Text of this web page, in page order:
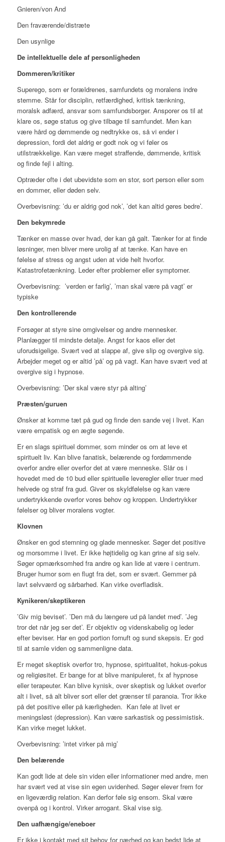
Gnieren/von And
Den fraværende/distræte
Den usynlige
De intellektuelle dele af personligheden
Dommeren/kritiker
Superego, som er forældrenes, samfundets og moralens indre
stemme. Står for disciplin, retfærdighed, kritisk tænkning,
moralsk adfærd, ansvar som samfundsborger. Ansporer os til at
klare os, søge status og give tilbage til samfundet. Men kan
være hård og dømmende og nedtrykke os, så vi ender i
depression, fordi det aldrig er godt nok og vi føler os
utilstrækkelige. Kan være meget straffende, dømmende, kritisk
og finde fejl i alting.
Optræder ofte i det ubevidste som en stor, sort person eller som
en dommer, eller døden selv.
Overbevisning: ’du er aldrig god nok’, ’det kan altid gøres bedre’.
Den bekymrede
Tænker en masse over hvad, der kan gå galt. Tænker for at finde
løsninger, men bliver mere urolig af at tænke. Kan have en
følelse af stress og angst uden at vide helt hvorfor.
Katastrofetænkning. Leder efter problemer eller symptomer.
Overbevisning: ’verden er farlig’, ’man skal være på vagt’ er
typiske
Den kontrollerende
Forsøger at styre sine omgivelser og andre mennesker.
Planlægger til mindste detalje. Angst for kaos eller det
uforudsigelige. Svært ved at slappe af, give slip og overgive sig.
Arbejder meget og er altid ’på’ og på vagt. Kan have svært ved at
overgive sig i hypnose.
Overbevisning: ’Der skal være styr på alting’
Præsten/guruen
Ønsker at komme tæt på gud og finde den sande vej i livet. Kan
være empatisk og en ægte søgende.
Er en slags spirituel dommer, som minder os om at leve et
spirituelt liv. Kan blive fanatisk, belærende og fordømmende
overfor andre eller overfor det at være menneske. Slår os i
hovedet med de 10 bud eller spirituelle leveregler eller truer med
helvede og straf fra gud. Giver os skyldfølelse og kan være
undertrykkende overfor vores behov og kroppen. Undertrykker
følelser og bliver moralens vogter.
Klovnen
Ønsker en god stemning og glade mennesker. Søger det positive
og morsomme i livet. Er ikke højtidelig og kan grine af sig selv.
Søger opmærksomhed fra andre og kan lide at være i centrum.
Bruger humor som en flugt fra det, som er svært. Gemmer på
lavt selvværd og sårbarhed. Kan virke overfladisk.
Kynikeren/skeptikeren
’Giv mig beviset’. ’Den må du længere ud på landet med’. ’Jeg
tror det når jeg ser det’. Er objektiv og videnskabelig og leder
efter beviser. Har en god portion fornuft og sund skepsis. Er god
til at samle viden og sammenligne data.
Er meget skeptisk overfor tro, hypnose, spiritualitet, hokus-pokus
og religiøsitet. Er bange for at blive manipuleret, fx af hypnose
eller terapeuter. Kan blive kynisk, over skeptisk og lukket overfor
alt i livet, så alt bliver sort eller det grænser til paranoia. Tror ikke
på det positive eller på kærligheden. Kan føle at livet er
meningsløst (depression). Kan være sarkastisk og pessimistisk.
Kan virke meget lukket.
Overbevisning: ’intet virker på mig’
Den belærende
Kan godt lide at dele sin viden eller informationer med andre, men
har svært ved at vise sin egen uvidenhed. Søger elever frem for
en ligeværdig relation. Kan derfor føle sig ensom. Skal være
ovenpå og i kontrol. Virker arrogant. Skal vise sig.
Den uafhængige/eneboer
Er ikke i kontakt med sit behov for nærhed og kan bedst lide at